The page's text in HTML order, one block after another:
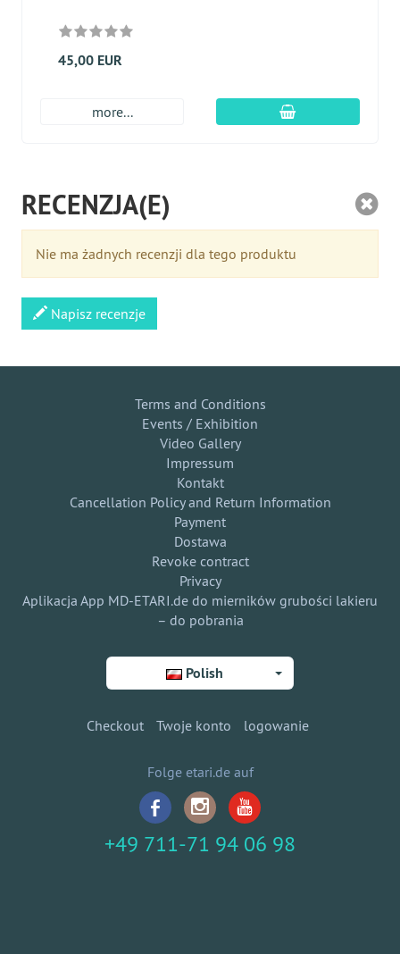
45,00 EUR
more... dodaj do
RECENZJA(E)
Nie ma żadnych recenzji dla tego produktu
Napisz recenzje
Terms and Conditions
Events / Exhibition
Video Gallery
Impressum
Kontakt
Cancellation Policy and Return Information
Payment
Dostawa
Revoke contract
Privacy
Aplikacja App MD-ETARI.de do mierników grubości lakieru
– do pobrania
Polish
Checkout Twoje konto logowanie
Folge etari.de auf
+49 711-71 94 06 98